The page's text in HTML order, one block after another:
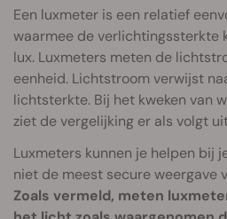
Een luxmeter is een relatief
waarmee de verlichtingssterkte
lux. Luxmeters meten de
eenheid. Lichtstroom verwijst
lichtsterkte. Bij het kweken van
ziet de vergelijking er als volgt
Luxmeters kunnen je helpen bij
niet de meest secure weergave
Zoals vermeld, meten